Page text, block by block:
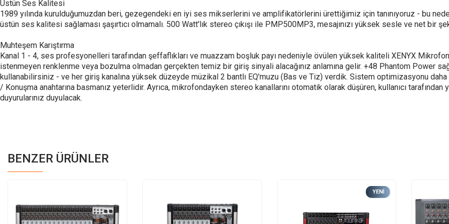
Üstün Ses Kalitesi
1989 yılında kurulduğumuzdan beri, gezegendeki en iyi ses mikserlerini ve amplifikatörlerini ürettiğimiz için tanınıyoruz - bu
üstün ses kalitesi sağlaması şaşırtıcı olmamalı. 500 Watt'lık stereo çıkışı ile PMP500MP3, mesajınızı yüksek sesle ve net
Muhteşem Karıştırma
Kanal 1 - 4, ses profesyonelleri tarafından şeffaflıkları ve muazzam boşluk payı nedeniyle övülen yüksek kaliteli XENYX
istenmeyen renklenme veya bozulma olmadan gerçekten temiz bir giriş sinyali alacağınız anlamına gelir. +48 Phantom Power
kullanabilirsiniz - ve her giriş kanalına yüksek düzeyde müzikal 2 bantlı EQ'muzu (Bas ve Tiz) verdik. Sistem optimizasyonu
/ Konuşma anahtarına basmanız yeterlidir. Ayrıca, mikrofondayken stereo kanallarını otomatik olarak düşüren, kullanıcı
duyurularınız duyulacak.
BENZER ÜRÜNLER
YENI